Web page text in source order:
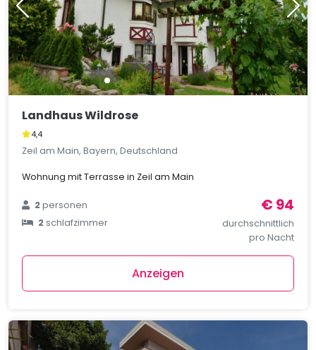
Landhaus Wildrose
4,4
Zeil am Main, Bayern, Deutschland
Wohnung mit Terrasse in Zeil am Main
2personen
2schlafzimmer
€ 94
durchschnittlich
pro Nacht
Anzeigen